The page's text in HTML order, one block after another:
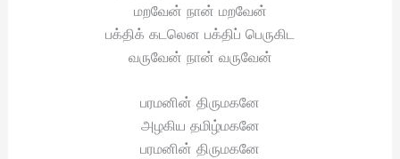
மறவேன் நான் மறவேன்
பக்திக் கடலென பக்திப் பெருகிட
வருவேன் நான் வருவேன்
பரமனின் திருமகனே
அழகிய தமிழ்மகனே
பரமனின் திருமகனே